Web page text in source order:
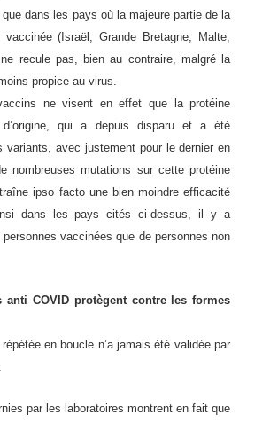
que dans les pays où la majeure partie de la
(Israël, Grande Bretagne, Malte,
ne recule pas, bien au contraire, malgré la
propice au virus.
ne visent en effet que la protéine
qui a depuis disparu et a été
variants, avec justement pour le dernier en
nombreuses mutations sur cette protéine
ipso facto une bien moindre efficacité
dans les pays cités ci-dessus, il y a
vaccinées que de personnes non
anti COVID protègent contre les formes
en boucle n’a jamais été validée par
par les laboratoires montrent en fait que